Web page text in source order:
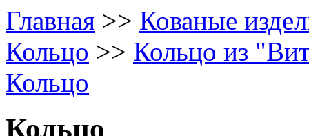
Главная >> Кованые
Кольцо >> Кольцо из
Кольцо
Кольцо